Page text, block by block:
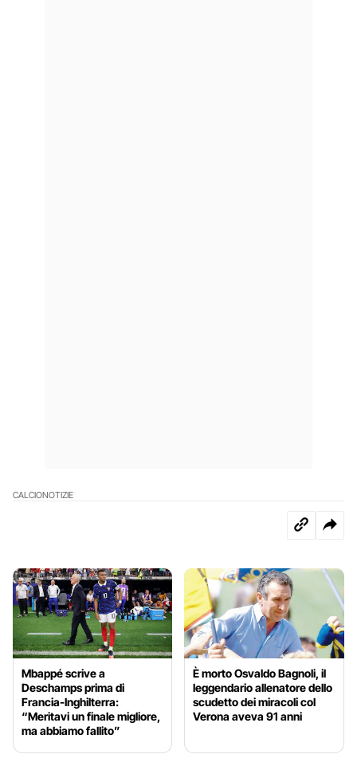
CALCIONOTIZIE
Mbappé scrive a
Deschamps prima di
Francia-Inghilterra:
“Meritavi un finale migliore,
ma abbiamo fallito”
È morto Osvaldo Bagnoli, il
leggendario allenatore dello
scudetto dei miracoli col
Verona aveva 91 anni